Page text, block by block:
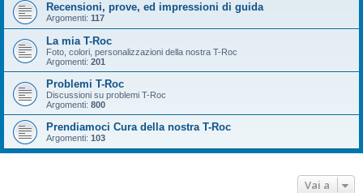
Recensioni, prove, ed impressioni di guida
Argomenti: 117
La mia T-Roc
Foto, colori, personalizzazioni della nostra T-Roc
Argomenti: 201
Problemi T-Roc
Discussioni su problemi T-Roc
Argomenti: 800
Prendiamoci Cura della nostra T-Roc
Argomenti: 103
Vai a